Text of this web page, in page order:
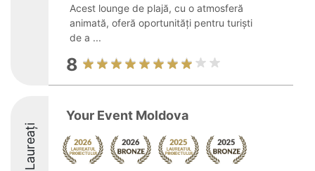
Acest lounge de plajă, cu o atmosferă
animată, oferă oportunități pentru turiști
de a ...
8
Laureați
Your Event Moldova